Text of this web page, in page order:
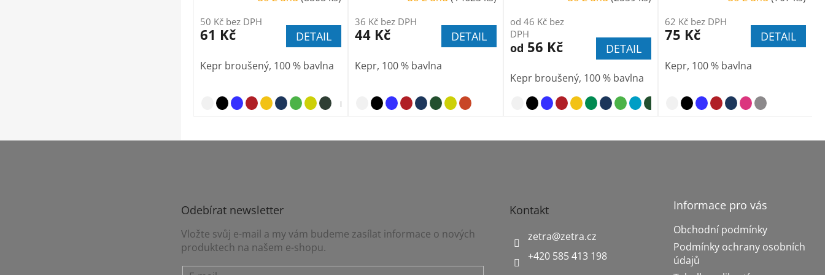
50 Kč bez DPH
61 Kč DETAIL
Kepr broušený, 100 % bavlna
nebesky modrá
36 Kč bez DPH
44 Kč DETAIL
Kepr, 100 % bavlna
od 46 Kč bez
DPH
od 56 Kč DETAIL
Kepr broušený, 100 % bavlna
nebesky modrá
62 Kč bez DPH
75 Kč DETAIL
Kepr, 100 % bavlna
Z
Odebírat newsletter
Vložte svůj e-mail a my vám budeme zasílat informace o nových
produktech na našem e-shopu.
Kontakt
zetra@zetra.cz
+420 585 413 198
Informace pro vás
Obchodní podmínky
Podmínky ochrany osobních
údajů